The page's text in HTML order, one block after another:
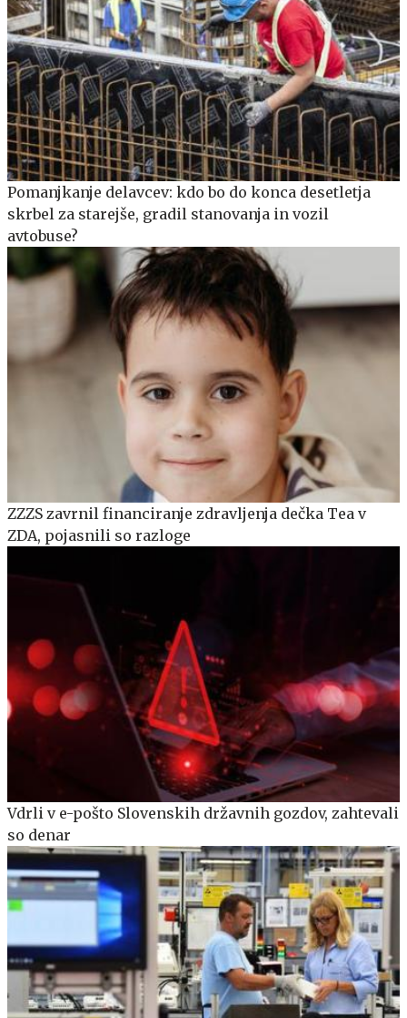
Pomanjkanje delavcev: kdo bo do konca desetletja
skrbel za starejše, gradil stanovanja in vozil
avtobuse?
ZZZS zavrnil financiranje zdravljenja dečka Tea v
ZDA, pojasnili so razloge
Vdrli v e-pošto Slovenskih državnih gozdov, zahtevali
so denar